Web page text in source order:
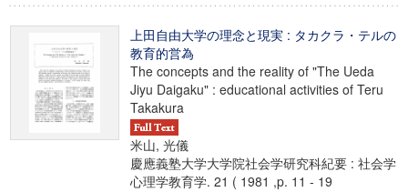
上田自由大学の理念と現実 : タカクラ・テルの
教育的営為
The concepts and the reality of "The Ueda
Jiyu Daigaku" : educational activities of Teru
Takakura
米山, 光儀
慶應義塾大学大学院社会学研究科紀要 : 社会学
心理学教育学. 21 ( 1981 ,p. 11 - 19